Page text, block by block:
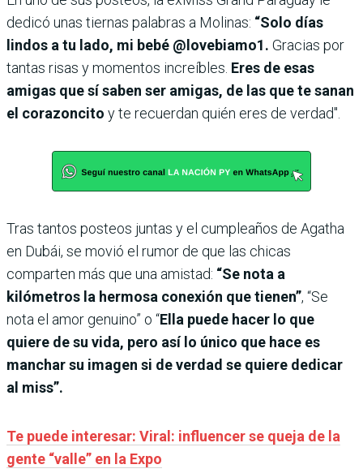
dedicó unas tiernas palabras a Molinas: “Solo días
lindos a tu lado, mi bebé @lovebiamo1. Gracias por
tantas risas y momentos increíbles. Eres de esas
amigas que sí saben ser amigas, de las que te sanan
el corazoncito y te recuerdan quién eres de verdad".
Tras tantos posteos juntas y el cumpleaños de Agatha
en Dubái, se movió el rumor de que las chicas
comparten más que una amistad: “Se nota a
kilómetros la hermosa conexión que tienen”, “Se
nota el amor genuino” o “Ella puede hacer lo que
quiere de su vida, pero así lo único que hace es
manchar su imagen si de verdad se quiere dedicar
al miss”.
Te puede interesar: Viral: influencer se queja de la
gente “valle” en la Expo